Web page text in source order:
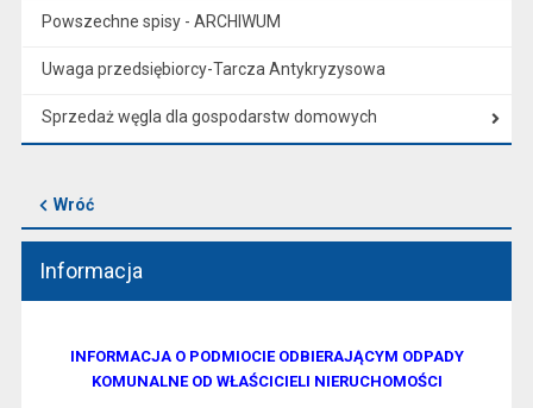
Powszechne spisy - ARCHIWUM
Uwaga przedsiębiorcy-Tarcza Antykryzysowa
Sprzedaż węgla dla gospodarstw domowych
Wróć
Informacja
INFORMACJA O PODMIOCIE ODBIERAJĄCYM ODPADY
KOMUNALNE OD WŁAŚCICIELI NIERUCHOMOŚCI